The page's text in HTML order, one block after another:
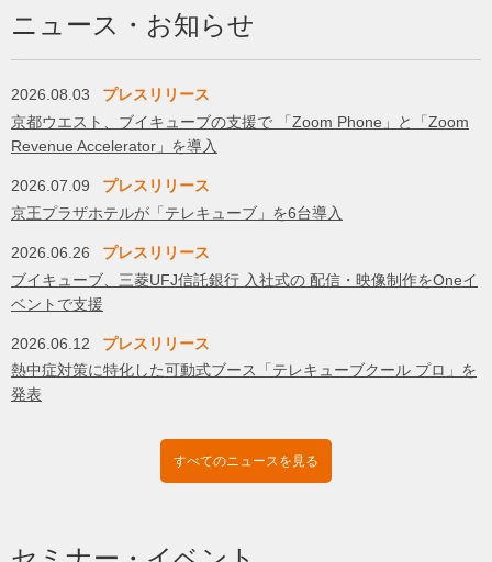
ニュース・お知らせ
2026.08.03
プレスリリース
京都ウエスト、ブイキューブの支援で 「Zoom Phone」と「Zoom
Revenue Accelerator」を導入
2026.07.09
プレスリリース
京王プラザホテルが「テレキューブ」を6台導入
2026.06.26
プレスリリース
ブイキューブ、三菱UFJ信託銀行 入社式の 配信・映像制作をOneイ
ベントで支援
2026.06.12
プレスリリース
熱中症対策に特化した可動式ブース「テレキューブクール プロ」を
発表
すべてのニュースを見る